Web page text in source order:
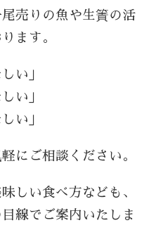
売りの魚や生簀の活
ます。
い」
い」
い」
にご相談ください。
しい食べ方なども、
線でご案内いたしま